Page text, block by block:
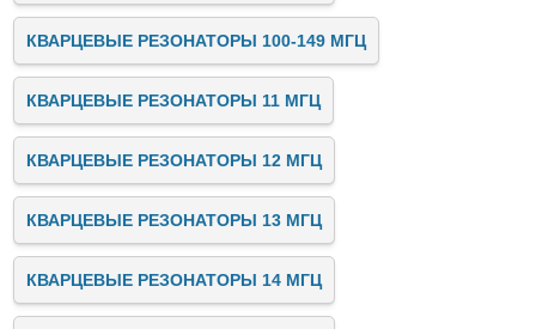
КВАРЦЕВЫЕ РЕЗОНАТОРЫ 100-149 МГЦ
КВАРЦЕВЫЕ РЕЗОНАТОРЫ 11 МГЦ
КВАРЦЕВЫЕ РЕЗОНАТОРЫ 12 МГЦ
КВАРЦЕВЫЕ РЕЗОНАТОРЫ 13 МГЦ
КВАРЦЕВЫЕ РЕЗОНАТОРЫ 14 МГЦ